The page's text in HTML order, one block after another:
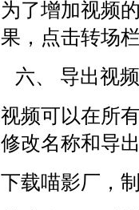
为了增加视频
果，点击转场
六、 导出视频
视频可以在所
修改名称和导
下载喵影厂，